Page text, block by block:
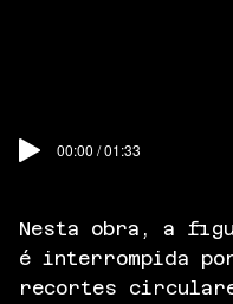
00:00 / 01:33
Nesta obra, a
é interrompida
recortes